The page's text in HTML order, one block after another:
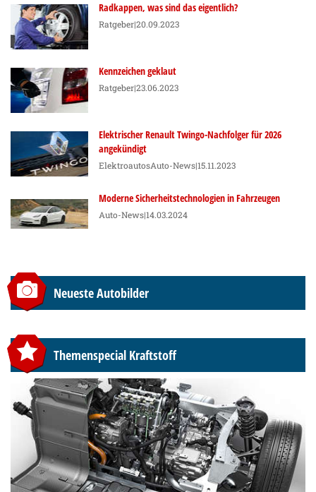
Radkappen, was sind das eigentlich?
Ratgeber|20.09.2023
Kennzeichen geklaut
Ratgeber|23.06.2023
Elektrischer Renault Twingo-Nachfolger für 2026
angekündigt
ElektroautosAuto-News|15.11.2023
Moderne Sicherheitstechnologien in Fahrzeugen
Auto-News|14.03.2024
Neueste Autobilder
Themenspecial Kraftstoff